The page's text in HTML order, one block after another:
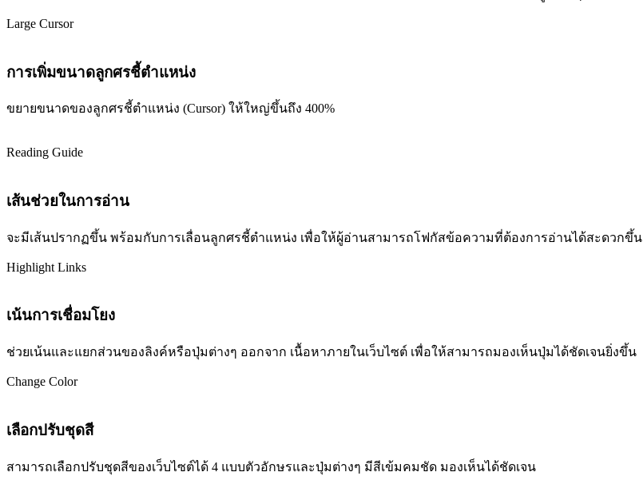
Large Cursor
การเพิ่มขนาดลูกศรชี้ตำแหน่ง
ขยายขนาดของลูกศรชี้ตำแหน่ง (Cursor) ให้ใหญ่ขึ้นถึง 400%
Reading Guide
เส้นช่วยในการอ่าน
จะมีเส้นปรากฏขึ้น พร้อมกับการเลื่อนลูกศรชี้ตำแหน่ง เพื่อให้ผู้อ่านสามารถโฟกัสข้อความที่ต้องการอ่านได้สะดวกขึ้น
Highlight Links
เน้นการเชื่อมโยง
ช่วยเน้นและแยกส่วนของลิงค์หรือปุ่มต่างๆ ออกจาก เนื้อหาภายในเว็บไซต์ เพื่อให้สามารถมองเห็นปุ่มได้ชัดเจนยิ่งขึ้น
Change Color
เลือกปรับชุดสี
สามารถเลือกปรับชุดสีของเว็บไซต์ได้ 4 แบบตัวอักษรและปุ่มต่างๆ มีสีเข้มคมชัด มองเห็นได้ชัดเจน